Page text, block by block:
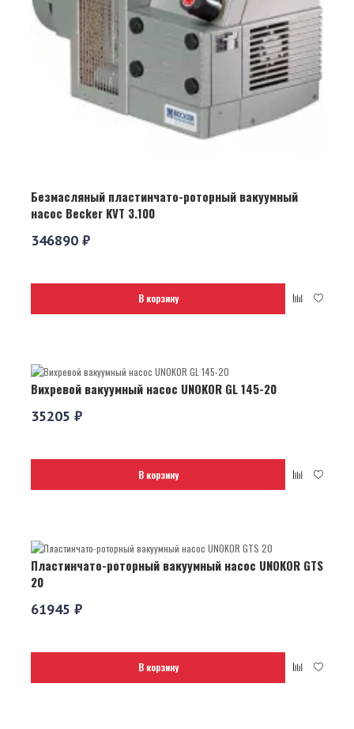
Безмасляный пластинчато-роторный вакуумный
насос Becker KVT 3.100
346890 ₽
В корзину
Вихревой вакуумный насос UNOKOR GL 145-20
35205 ₽
В корзину
Пластинчато-роторный вакуумный насос UNOKOR GTS
20
61945 ₽
В корзину